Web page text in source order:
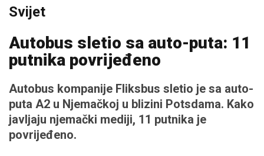
Svijet
Autobus sletio sa auto-puta: 11
putnika povrijeđeno
Autobus kompanije Fliksbus sletio je sa auto-
puta A2 u Njemačkoj u blizini Potsdama. Kako
javljaju njemački mediji, 11 putnika je
povrijeđeno.